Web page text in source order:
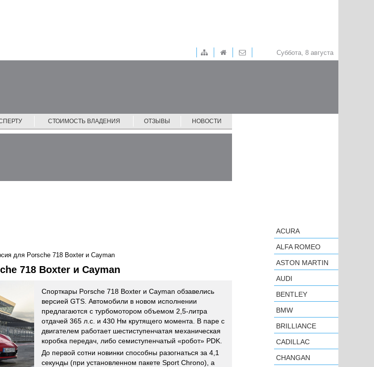
Суббота, 8 августа
СТОИМОСТЬ ВЛАДЕНИЯ ОТЗЫВЫ НОВОСТИ
для Porsche 718 Boxter и Cayman
718 Boxter и Cayman
Спорткары Porsche 718 Boxter и Cayman обзавелись
версией GTS. Автомобили в новом исполнении
предлагаются с турбомотором объемом 2,5-литра
отдачей 365 л.с. и 430 Нм крутящего момента. В паре с
двигателем работает шестиступенчатая механическая
коробка передач, либо семиступенчатый «робот» PDK.
До первой сотни новинки способны разогнаться за 4,1
секунды (при установленном пакете Sport Chrono), а
ACURA
ALFA ROMEO
ASTON MARTIN
AUDI
BENTLEY
BMW
BRILLIANCE
CADILLAC
CHANGAN